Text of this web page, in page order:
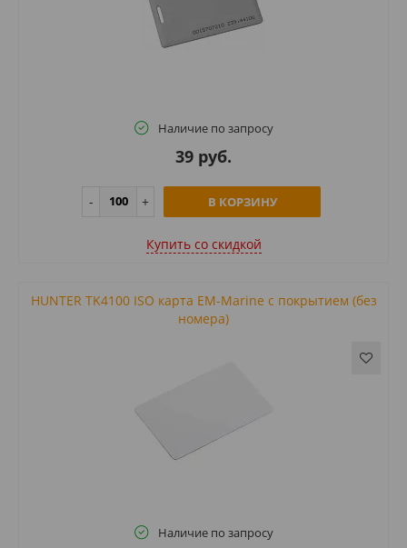
Наличие по запросу
39 руб.
В КОРЗИНУ
Купить cо скидкой
HUNTER TK4100 ISO карта EM-Marine с покрытием (без
номера)
Наличие по запросу